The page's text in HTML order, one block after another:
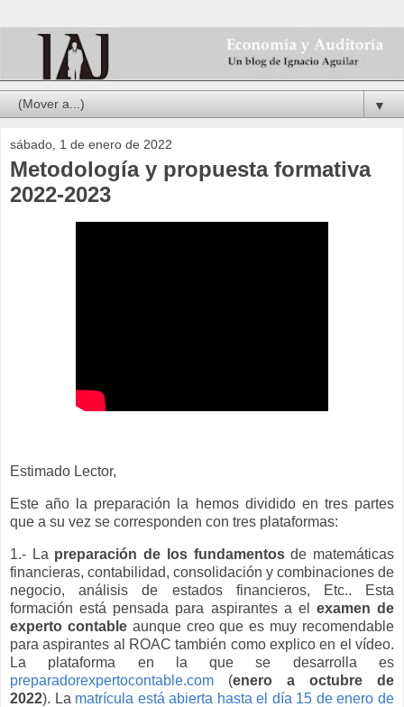
▼
sábado, 1 de enero de 2022
Metodología y propuesta formativa
2022-2023
Estimado Lector,
Este año la preparación la hemos dividido en tres partes
que a su vez se corresponden con tres plataformas:
1.- La preparación de los fundamentosde matemáticas
financieras, contabilidad, consolidación y combinaciones de
negocio, análisis de estados financieros, Etc.. Esta
formación está pensada para aspirantes a el examen de
experto contableaunque creo que es muy recomendable
para aspirantes al ROAC también como explico en el vídeo.
La plataforma en la que se desarrolla es
preparadorexpertocontable.com (enero a octubre de
2022). La matrícula está abierta hasta el día 15 de enero de